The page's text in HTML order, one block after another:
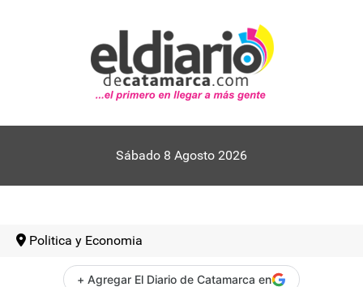
Sábado 8 Agosto 2026
Politica y Economia
+ Agregar El Diario de Catamarca en